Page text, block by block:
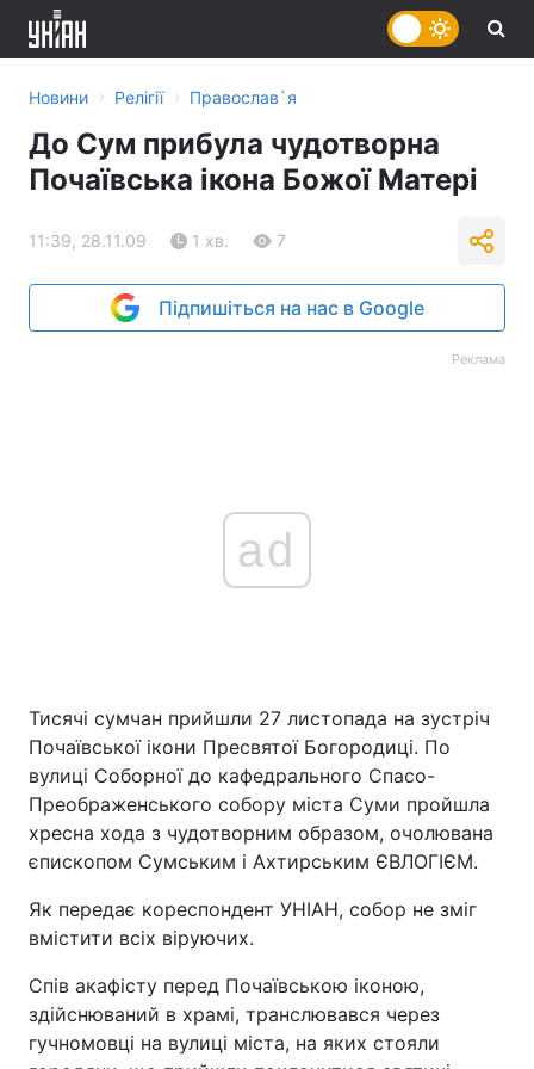
Новини › Релігії › Православ`я
До Сум прибула чудотворна
Почаївська ікона Божої Матері
11:39, 28.11.09 1 хв. 7
Підпишіться на нас в Google
Реклама
ad
Тисячі сумчан прийшли 27 листопада на зустріч
Почаївської ікони Пресвятої Богородиці. По
вулиці Соборної до кафедрального Спасо-
Преображенського собору міста Суми пройшла
хресна хода з чудотворним образом, очолювана
єпископом Сумським і Ахтирським ЄВЛОГІЄМ.
Як передає кореспондент УНІАН, собор не зміг
вмістити всіх віруючих.
Спів акафісту перед Почаївською іконою,
здійснюваний в храмі, транслювався через
гучномовці на вулиці міста, на яких стояли